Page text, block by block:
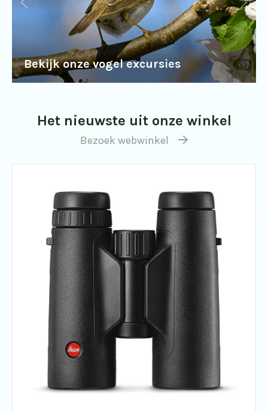
Bekijk onze vogel excursies
Het nieuwste uit onze winkel
Bezoek webwinkel